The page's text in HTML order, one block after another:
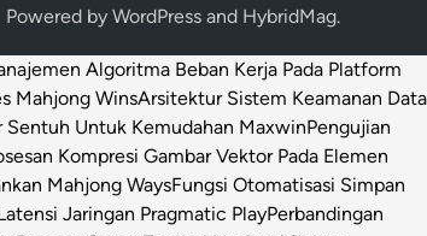
Powered by WordPress and HybridMag.
Algoritma Beban Kerja Pada Platform
Mahjong WinsArsitektur Sistem Keamanan Data
Sentuh Untuk Kemudahan MaxwinPengujian
Kompresi Gambar Vektor Pada Elemen
Mahjong WaysFungsi Otomatisasi Simpan
Jaringan Pragmatic PlayPerbandingan